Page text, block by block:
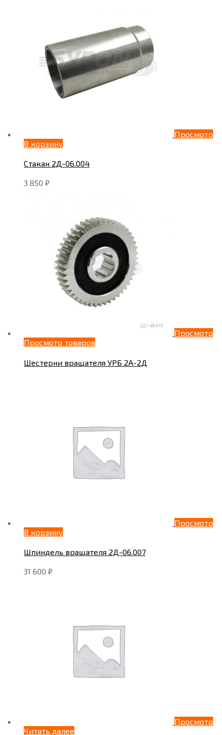
Просмотр
В корзину
Стакан 2Д-06.004
3 850 ₽
Просмотр
Просмотр товаров
Шестерни вращателя УРБ 2А-2Д
Просмотр
В корзину
Шпиндель вращателя 2Д-06.007
31 600 ₽
Просмотр
Читать далее